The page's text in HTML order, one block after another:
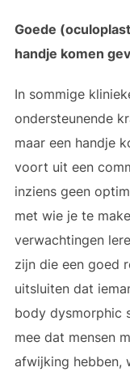
Goede
handje komen
In sommige
ondersteunende
maar een handje
voort uit een
inziens geen
met wie je te
verwachtingen
zijn die een goed
uitsluiten dat
body dysmorphic
mee dat mensen
afwijking hebben,